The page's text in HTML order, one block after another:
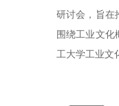
研讨会，旨在
围绕工业文化
工大学工业文